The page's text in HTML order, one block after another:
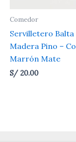
Comedor
Servilletero Balta
Madera Pino –
Marrón Mate
S/20.00